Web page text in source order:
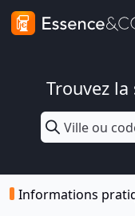
Trouvez
Informations